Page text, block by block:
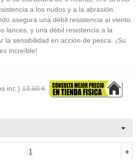
a los nudos y a la abrasión.
asegura una débil resistencia al viento
lances, y una débil resistencia a la
la sensibilidad en acción de pesca. ¡Su
increíble!
inc.) 13,60 €
+